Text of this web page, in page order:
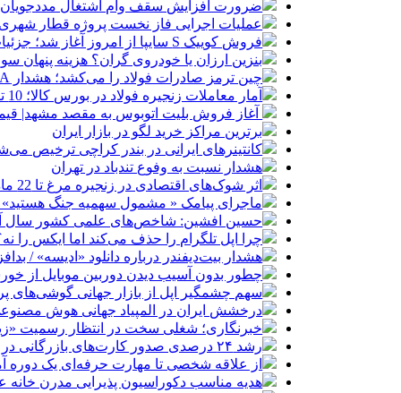
ضرورت افزایش سقف وام اشتغال مددجویان به 400 میلیون
عملیات اجرایی فاز نخست پروژه قطار
فروش کوییک S سایپا از امروز آغاز شد؛ جزئیات ثبت‌نام و شرایط
بنزین ارزان یا خودروی گران؟ هزینه
چین ترمز صادرات فولاد را می‌کشد؛ هشدار CISA به فولادسازان
آمار معاملات زنجیره فولاد در بورس کالا؛ 10 تا 14 مرداد 1405
آغاز فروش بلیت اتوبوس به مقصد مشهد|
برترین مراکز خرید لگو در بازار ایران
کانتینرهای ایرانی در بندر کراچی ترخیص می‌شود| تخفیف ۸۰ درصدی برای
هشدار نسبت به وفوع تندباد در تهران
اثر شوک‌های اقتصادی در زنجیره مرغ تا 22 ماه باقی می‌ماند
ماجرای پیامک « مشمول سهمیه جنگ
حسین افشین: شاخص‌های علمی کشور سال
چرا اپل تلگرام را حذف می‌کند اما ایکس را
هشدار بیت‌دیفندر درباره دانلود «ادیسه» /
چطور بدون آسیب دیدن دوربین موبایل از
سهم چشمگیر اپل از بازار جهانی گوشی‌های
درخشش ایران در المپیاد جهانی هوش
خبرنگاری؛ شغلی سخت در انتظار رسمیت
رشد ۲۴ درصدی صدور کارت‌های بازرگانی در گرگان
از علاقه شخصی تا مهارت حرفه‌ای یک
هدیه مناسب دکوراسیون پذیرایی مدرن